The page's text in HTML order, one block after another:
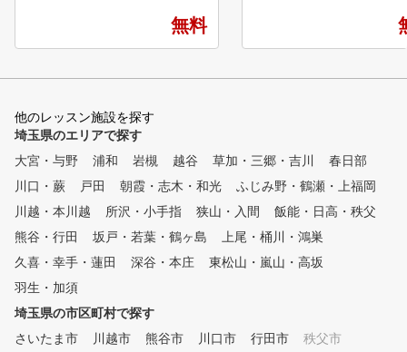
フレッスンが、毎日いつでも何
度でも受けられて、短期間での
スコアアップを目指すことがで
ドローなどの球筋を忠実に再現
。ショット改善に必要な項目が
数値化され、ゴルフの現状と課
題が「見える化」されます。ま
た、毎回自動的に2方向からス
イング撮影しており、スロー再
生や一時停止などで自分のフォ
ることができます。 ②シミュ
レーターを活用した専属プロに
よるレッスン シミュレーター
により「見える化」されたデー
タをもとに、外部資格を有する
無料
していただける環境をご
他のレッスン施設を探す
埼玉県のエリアで探す
大宮・与野
浦和 岩槻 越谷 草加・三郷・吉川
春日部
川口・蕨
戸田 朝霞・志木・和光
ふじみ野・鶴瀬・上福岡
川越・本川越
所沢・小手指 狭山・入間
飯能・日高・秩父
熊谷・行田
坂戸・若葉・鶴ヶ島
上尾・桶川・鴻巣
久喜・幸手・蓮田
深谷・本庄
東松山・嵐山・高坂
羽生・加須
埼玉県の市区町村で探す
さいたま市
川越市 熊谷市 川口市 行田市
秩父市